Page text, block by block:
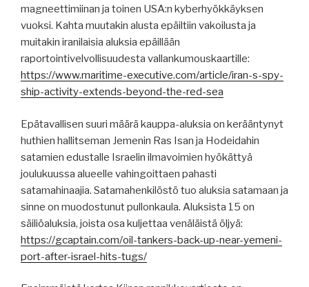
magneettimiinan ja toinen USA:n kyberhyökkäyksen
vuoksi. Kahta muutakin alusta epäiltiin vakoilusta ja
muitakin iranilaisia aluksia epäillään
raportointivelvollisuudesta vallankumouskaartille:
https://www.maritime-executive.com/article/iran-s-spy-
ship-activity-extends-beyond-the-red-sea
Epätavallisen suuri määrä kauppa-aluksia on kerääntynyt
huthien hallitseman Jemenin Ras Isan ja Hodeidahin
satamien edustalle Israelin ilmavoimien hyökättyä
joulukuussa alueelle vahingoittaen pahasti
satamahinaajia. Satamahenkilöstö tuo aluksia satamaan ja
sinne on muodostunut pullonkaula. Aluksista 15 on
säiliöaluksia, joista osa kuljettaa venäläistä öljyä:
https://gcaptain.com/oil-tankers-back-up-near-yemeni-
port-after-israel-hits-tugs/